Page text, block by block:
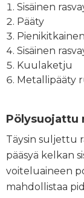
Sisäinen
Pääty
Sisäinen
Kuulaketju
Metallipääty
Pölysuojattu
Täysin suljettu
pääsyä kelkan
voiteluaineen
mahdollistaa